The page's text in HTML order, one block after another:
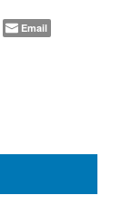
Email